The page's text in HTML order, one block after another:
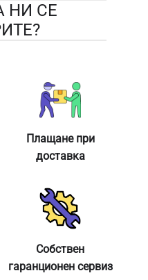
НИ СЕ
Плащане при
доставка
Собствен
гаранционен сервиз